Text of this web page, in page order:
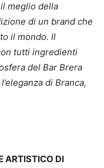
meglio della
di un brand che
il mondo. Il
tutti ingredienti
del Bar Brera
di Branca,
ARTISTICO DI